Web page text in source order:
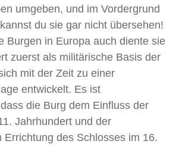
umgeben, und im Vordergrund
kannst du sie gar nicht übersehen!
Burgen in Europa auch diente sie
zuerst als militärische Basis der
mit der Zeit zu einer
entwickelt. Es ist
die Burg dem Einfluss der
Jahrhundert und der
Errichtung des Schlosses im 16.